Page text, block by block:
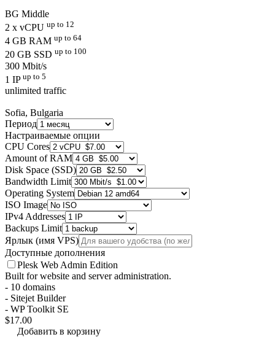
BG Middle
2 x vCPU up to 12
4 GB RAM up to 64
20 GB SSD up to 100
300 Mbit/s
1 IP up to 5
unlimited traffic
Sofia, Bulgaria
Период
Настраиваемые опции
CPU Cores
Amount of RAM
Disk Space (SSD)
Bandwidth Limit
Operating System
ISO Image
IPv4 Addresses
Backups Limit
Ярлык (имя VPS)
Доступные дополнения
Plesk Web Admin Edition
Built for website and server administration.
- 10 domains
- Sitejet Builder
- WP Toolkit SE
$17.00
Добавить в корзину